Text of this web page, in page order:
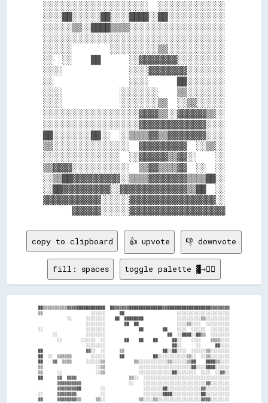
░░░░░░░░░░░░░░░░░░░░░░  ░░░░░░░░░░░░░░
░░░░██░░░░░░██░░░░████░░██░░░░░░░░░░░░
░░░░░░▒▒░░████▒▒▒▒░░░░░░░░░░░░░░░░░░░░
░░░░░░░░░░░░░░░░░░░░░░░░░░░░░░░░░░░░░░
░░░░░░        ░░░░░░░░░░▒▒░░░░░░░░░░░░
░░  ░░    ██      ░░▓▓▓▓▓▓▓▓░░░░░░░░░░
░░░░              ░░░░▓▓▓▓▓▓▓▓░░░░░░░░
░░                ░░░░      ██░░░░░░░░
░░░░            ░░░░░░░░    ▒▒░░░░░░░░
░░░░            ░░░░░░░░▒▒  ░░▒▒░░░░░░
░░░░░░░░░░░░░░░░░░░░▓▓▓▓▒▒░░▓▓▓▓▓▓▒▒░░
░░░░░░░░░░░░░░░░░░░░▓▓▓▓▓▓▓▓▓▓▓▓▓▓░░░░
██░░░░░░░░██░░  ░░▒▒▒▒▓▓▒▒▓▓▓▓▓▓▓▓░░░░
▒▒░░░░░░░░░░░░░░░░  ▓▓▓▓▓▓▓▓▓▓  ░░▒▒░░
░░░░░░░░░░░░░░░░  ░░▓▓▓▓▓▓▒▒▓▓░░    ░░
▒▒▓▓▓▓░░░░░░░░░░░░  ▒▒▓▓▒▒▒▒▓▓  ░░  ░░
░░▒▒██▓▓▓▓▓▓▓▓▓▓░░▒▒▒▒▓▓▓▓▓▓▓▓▒▒▒▒██░░
░░██▓▓▓▓▓▓▓▓▓▓░░▓▓▓▓▓▓▓▓▓▓▓▓▓▓▒▒██  ░░
▓▓▓▓▓▓▓▓▓▓▓▓░░░░░░▓▓▓▓▓▓▓▓▓▓▓▓▓▓▓▓▓▓░░
copy to clipboard 👍 upvote 👎 downvote
fill: spaces toggle palette ▓→✊🏽
██▒▒▒▒▒▒▒▒▒▒▓▓▓▓████████████  ██▓▓▓▓▓▓██████████████▓▓██████████████████▓▓▓▓▓▓▓▓
▒▒                    ░░░░░░      ██                      ░░░░░░░░░░░░░░░░░░░░░░
            ░░      ░░░░░░░░    ██  ████████              ░░░░░░░░░░▒▒░░░░░░░░░░
                    ░░░░░░░░        ██  ██                ░░░░▒▒░░░░  ░░░░░░░░░░
░░                  ░░░░░░░░              ██        ██    ░░░░  ░░░░░░  ░░░░░░░░
      ░░            ░░░░░░░░                          ██  ░░████░░██▒▒  ░░░░░░░░
        ░░        ░░░░░░  ░░        ██    ██    ██      ██░░    ░░░░    ▒▒▒▒░░░░
                    ░░░░░░░░                            ██░░      ░░      ██░░░░
██                  ▓▓░░  ░░      ▒▒                ██░░██░░░░  ░░░░░░▒▒░░░░░░░░
██  ░░  ▒▒▒▒▒▒        ░░░░░░      ██            ██░░░░░░░░░░░░▒▒░░  ░░▒▒░░░░░░░░
██    ▓▓  ▒▒▒▒      ░░░░░░▒▒            ▒▒░░░░░░░░░░░░▒▒░░░░░░▒▒██    ████▒▒░░░░
▒▒                      ░░▒▒              ░░░░░░░░░░░░░░░░░░░░░░██░░░░████░░░░░░
▒▒      ░░              ░░▒▒              ░░░░░░░░░░░░░░██░░░░░░░░  ░░░░  ░░▓▓░░
██      ▓▓  ▓▓▓▓                      ▒▒░░  ░░░░░░░░░░░░░░░░░░░░░░░░░░░░░░░░░░░░
        ▓▓▓▓▓▓▓▓▓▓                    ░░    ░░░░░░░░░░░░░░░░░░░░░░░░░░▓▓░░░░░░░░
        ▓▓▓▓▓▓▓▓██        ░░                ░░░░░░░░██░░░░░░░░░░░░░░▓▓░░░░░░░░░░
░░      ▓▓▓▓▓▓▓▓          ░░                ░░░░░░░░████░░░░░░░░░░░░██░░░░░░░░░░
▓▓      ▓▓▓▓▓▓▓▓▒▒      ▒▒░░              ▒▒░░░░▒▒░░░░░░░░░░░░░░░░░░▓▓▓▓░░░░░░░░